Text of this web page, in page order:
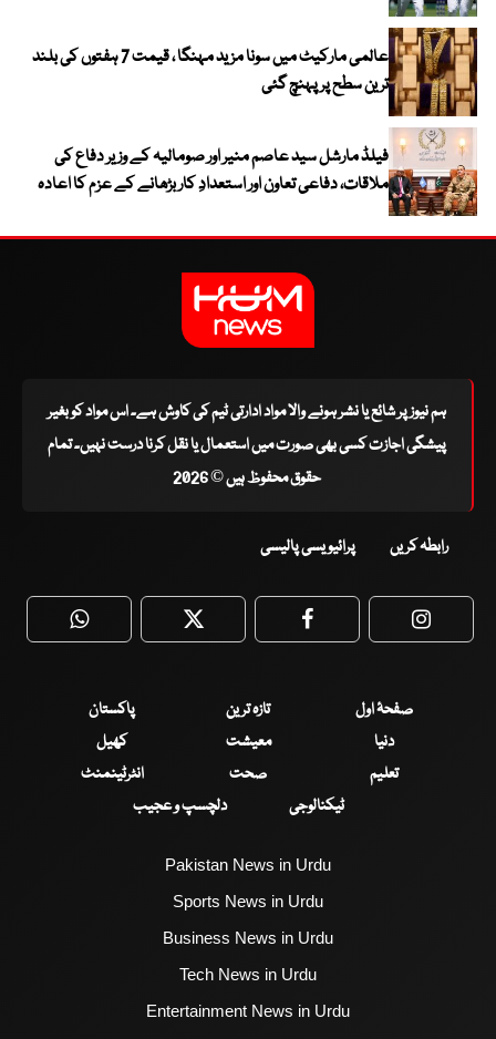
عالمی مارکیٹ میں سونا مزید مہنگا ، قیمت 7 ہفتوں کی بلند
ترین سطح پر پہنچ گئی
فیلڈ مارشل سید عاصم منیر اور صومالیہ کے وزیر دفاع کی
ملاقات، دفاعی تعاون اور استعدادِ کار بڑھانے کے عزم کا اعادہ
ہم نیوز پر شائع یا نشر ہونے والا مواد ادارتی ٹیم کی کاوش ہے۔ اس مواد کو بغیر
پیشگی اجازت کسی بھی صورت میں استعمال یا نقل کرنا درست نہیں۔ تمام
حقوق محفوظ ہیں © 2026
رابطہ کریں پرائیویسی پالیسی
WhatsApp Twitter Facebook
صفحۂ اول تازہ ترین
پاکستان
دنیا
معیشت
کھیل
تعلیم
صحت
انٹرٹینمنٹ
ٹیکنالوجی
دلچسپ و عجیب
Pakistan News in Urdu
Sports News in Urdu
Business News in Urdu
Tech News in Urdu
Entertainment News in Urdu